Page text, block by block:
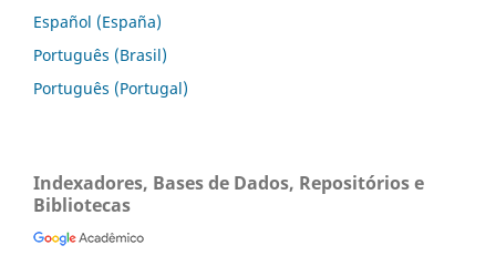
Español (España)
Português (Brasil)
Português (Portugal)
Indexadores, Bases de Dados, Repositórios e
Bibliotecas